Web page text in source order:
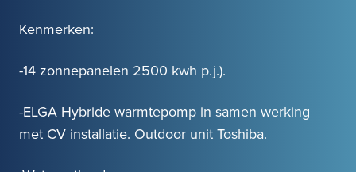
Kenmerken:
-14 zonnepanelen 2500 kwh p.j.).
-ELGA Hybride warmtepomp in samen werking
met CV installatie. Outdoor unit Toshiba.